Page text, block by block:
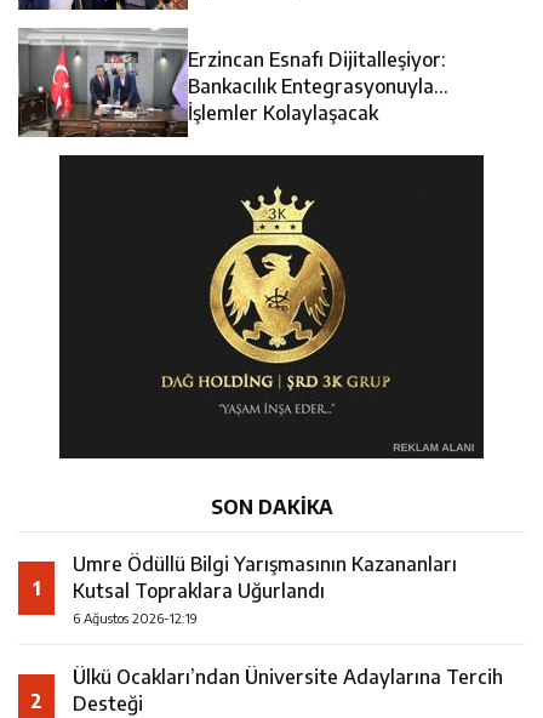
Erzincan Esnafı Dijitalleşiyor:
Bankacılık Entegrasyonuyla
İşlemler Kolaylaşacak
SON DAKİKA
1
Umre Ödüllü Bilgi Yarışmasının Kazananları
Kutsal Topraklara Uğurlandı
6 Ağustos 2026-12:19
2
Ülkü Ocakları’ndan Üniversite Adaylarına Tercih
Desteği